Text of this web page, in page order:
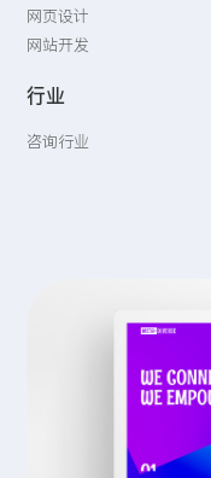
网页设计
网站开发
行业
咨询行业